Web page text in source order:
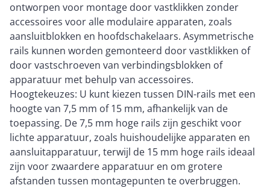
ontworpen voor montage door vastklikken zonder
accessoires voor alle modulaire apparaten, zoals
aansluitblokken en hoofdschakelaars. Asymmetrische
rails kunnen worden gemonteerd door vastklikken of
door vastschroeven van verbindingsblokken of
apparatuur met behulp van accessoires.
Hoogtekeuzes: U kunt kiezen tussen DIN-rails met een
hoogte van 7,5 mm of 15 mm, afhankelijk van de
toepassing. De 7,5 mm hoge rails zijn geschikt voor
lichte apparatuur, zoals huishoudelijke apparaten en
aansluitapparatuur, terwijl de 15 mm hoge rails ideaal
zijn voor zwaardere apparatuur en om grotere
afstanden tussen montagepunten te overbruggen.